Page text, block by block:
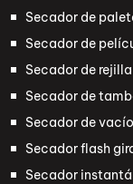
Secador de
Secador de
Secador de
Secador de
Secador de
Secador flash
Secador